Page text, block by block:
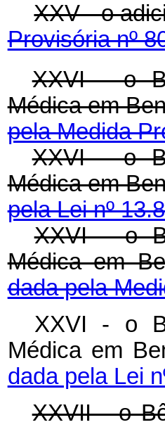
XXV - o
Provisória nº
XXVI - o
Médica em
pela Medida
XXVI - o
Médica em
pela Lei nº
XXVI - o
Médica em
dada pela
XXVI - o
Médica em
dada pela Lei
XXVII - o